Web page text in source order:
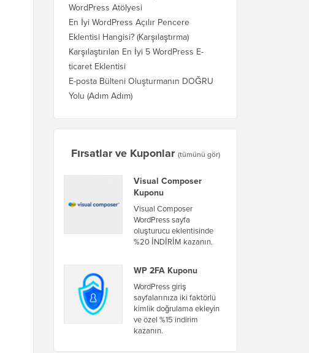
WordPress Atölyesi
En İyi WordPress Açılır Pencere
Eklentisi Hangisi? (Karşılaştırma)
Karşılaştırılan En İyi 5 WordPress E-
ticaret Eklentisi
E-posta Bülteni Oluşturmanın DOĞRU
Yolu (Adım Adım)
Fırsatlar ve Kuponlar (tümünü gör)
Visual Composer
Kuponu
Visual Composer
WordPress sayfa
oluşturucu eklentisinde
%20 İNDİRİM kazanın.
WP 2FA Kuponu
WordPress giriş
sayfalarınıza iki faktörlü
kimlik doğrulama ekleyin
ve özel %15 indirim
kazanın.